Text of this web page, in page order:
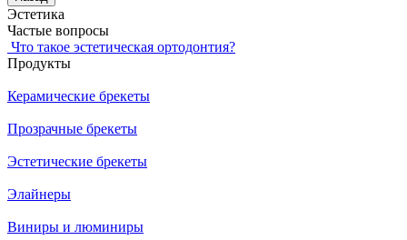
Эстетика
Частые вопросы
Что такое эстетическая ортодонтия?
Продукты
Керамические брекеты
Прозрачные брекеты
Эстетические брекеты
Элайнеры
Виниры и люминиры